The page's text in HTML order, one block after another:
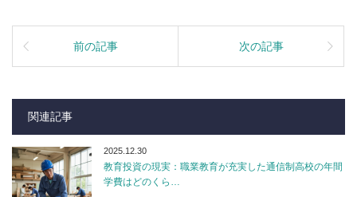
前の記事 次の記事
関連記事
2025.12.30
教育投資の現実：職業教育が充実した通信制高校の年間
学費はどのくら…